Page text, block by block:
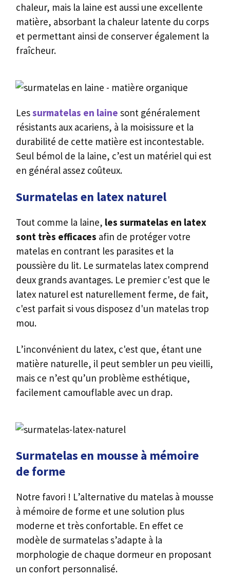
chaleur, mais la laine est aussi une excellente
matière, absorbant la chaleur latente du corps
et permettant ainsi de conserver également la
fraîcheur.
Lessurmatelas en laine sont généralement
résistants aux acariens, à la moisissure et la
durabilité de cette matière est incontestable.
Seul bémol de la laine, c’est un matériel qui est
en général assez coûteux.
Surmatelas en latex naturel
Tout comme la laine, les surmatelas en latex
sont très efficaces afin de protéger votre
matelas en contrant les parasites et la
poussière du lit. Le surmatelas latex comprend
deux grands avantages. Le premier c'est que le
latex naturel est naturellement ferme, de fait,
c'est parfait si vous disposez d'un matelas trop
mou.
L’inconvénient du latex, c'est que, étant une
matière naturelle, il peut sembler un peu vieilli,
mais ce n’est qu’un problème esthétique,
facilement camouflable avec un drap.
Surmatelas en mousse à mémoire
de forme
Notre favori ! L’alternative du matelas à mousse
à mémoire de forme et une solution plus
moderne et très confortable. En effet ce
modèle de surmatelas s’adapte à la
morphologie de chaque dormeur en proposant
un confort personnalisé.